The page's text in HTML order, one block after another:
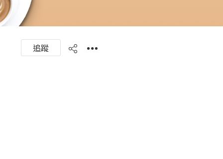
追蹤